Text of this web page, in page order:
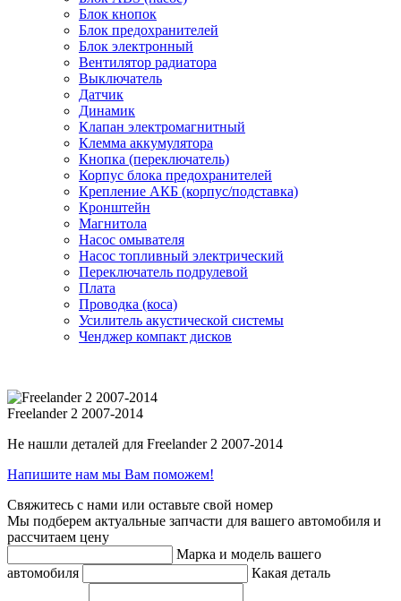
Блок кнопок
Блок предохранителей
Блок электронный
Вентилятор радиатора
Выключатель
Датчик
Динамик
Клапан электромагнитный
Клемма аккумулятора
Кнопка (переключатель)
Корпус блока предохранителей
Крепление АКБ (корпус/подставка)
Кронштейн
Магнитола
Насос омывателя
Насос топливный электрический
Переключатель подрулевой
Плата
Проводка (коса)
Усилитель акустической системы
Ченджер компакт дисков
Freelander 2 2007-2014
Не нашли деталей для Freelander 2 2007-2014
Напишите нам мы Вам поможем!
Свяжитесь с нами или оставьте свой номер
Мы подберем актуальные запчасти для вашего автомобиля и
рассчитаем цену
Марка и модель вашего
автомобиля
Какая деталь